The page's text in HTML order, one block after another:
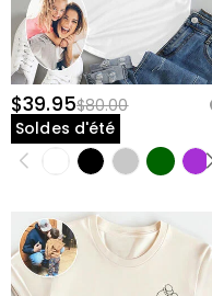
$39.95$80.00
Soldes d'été